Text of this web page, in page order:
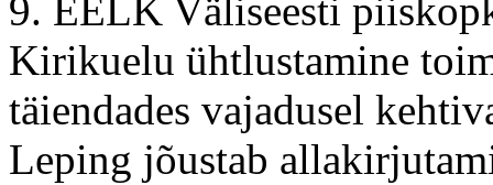
9. EELK Väliseesti
Kirikuelu ühtlustamine
täiendades vajadusel
Leping jõustab